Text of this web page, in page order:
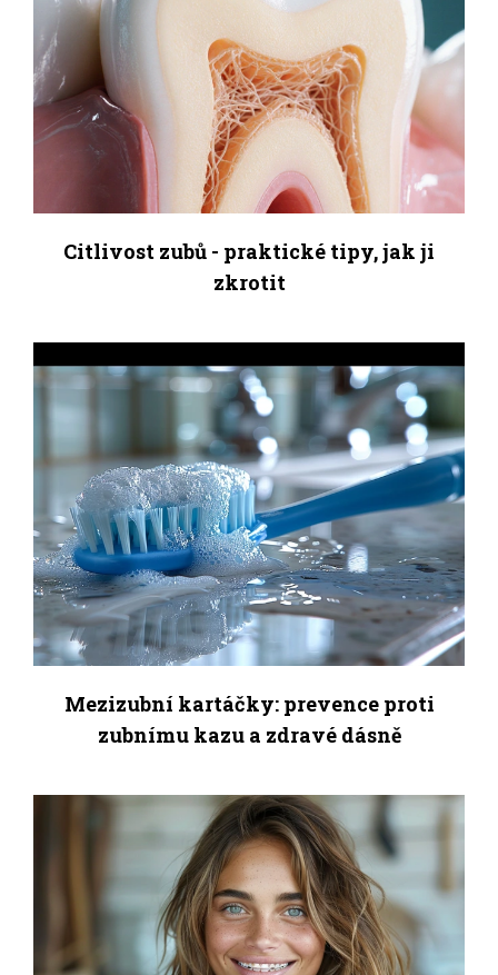
Citlivost zubů - praktické tipy, jak ji
zkrotit
Mezizubní kartáčky: prevence proti
zubnímu kazu a zdravé dásně